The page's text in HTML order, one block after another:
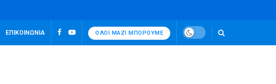
ΕΠΙΚΟΙΝΩΝΊΑ ΌΛΟΙ ΜΑΖΊ ΜΠΟΡΟΎΜΕ